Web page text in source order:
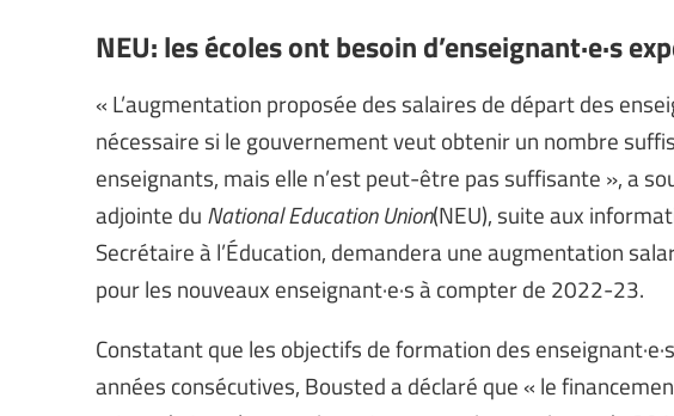
NEU: les écoles ont besoin d’enseignant·e·s
« L’augmentation proposée des salaires de départ des
nécessaire si le gouvernement veut obtenir un nombre
enseignants, mais elle n’est peut-être pas suffisante », a
adjointe du National Education Union(NEU), suite aux
Secrétaire à l’Éducation, demandera une augmentation
pour les nouveaux enseignant·e·s à compter de 2022-23.
Constatant que les objectifs de formation des
années consécutives, Bousted a déclaré que « le